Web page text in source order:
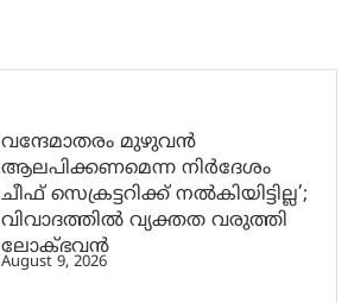
വന്ദേമാതരം മുഴുവൻ
ആലപിക്കണമെന്ന നിർദേശം
ചീഫ് സെക്രട്ടറിക്ക് നൽകിയിട്ടില്ല’;
വിവാദത്തിൽ വ്യക്തത വരുത്തി
ലോക്ഭവൻ
August 9, 2026